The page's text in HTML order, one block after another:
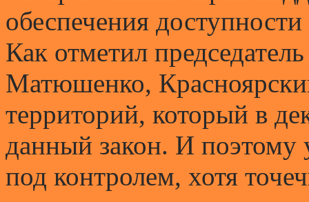
обеспечения
Как отметил
Матюшенко,
территорий, который в
данный закон. И поэтому
под контролем, хотя